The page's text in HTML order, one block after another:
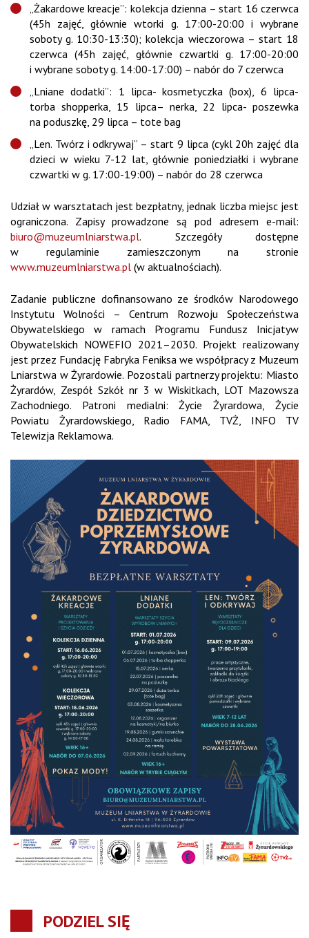
„Żakardowe kreacje”: kolekcja dzienna – start 16 czerwca
(45h zajęć, głównie wtorki g. 17:00-20:00 i wybrane
soboty g. 10:30-13:30); kolekcja wieczorowa – start 18
czerwca (45h zajęć, głównie czwartki g. 17:00-20:00
i wybrane soboty g. 14:00-17:00) – nabór do 7 czerwca
„Lniane dodatki”: 1 lipca- kosmetyczka (box), 6 lipca-
torba shopperka, 15 lipca– nerka, 22 lipca- poszewka
na poduszkę, 29 lipca – tote bag
„Len. Twórz i odkrywaj” – start 9 lipca (cykl 20h zajęć dla
dzieci w wieku 7-12 lat, głównie poniedziałki i wybrane
czwartki w g. 17:00-19:00) – nabór do 28 czerwca
Udział w warsztatach jest bezpłatny, jednak liczba miejsc jest
ograniczona. Zapisy prowadzone są pod adresem e-mail:
biuro@muzeumlniarstwa.pl. Szczegóły dostępne
w regulaminie zamieszczonym na stronie
www.muzeumlniarstwa.pl (w aktualnościach).
Zadanie publiczne dofinansowano ze środków Narodowego
Instytutu Wolności – Centrum Rozwoju Społeczeństwa
Obywatelskiego w ramach Programu Fundusz Inicjatyw
Obywatelskich NOWEFIO 2021–2030. Projekt realizowany
jest przez Fundację Fabryka Feniksa we współpracy z Muzeum
Lniarstwa w Żyrardowie. Pozostali partnerzy projektu: Miasto
Żyrardów, Zespół Szkół nr 3 w Wiskitkach, LOT Mazowsza
Zachodniego. Patroni medialni: Życie Żyrardowa, Życie
Powiatu Żyrardowskiego, Radio FAMA, TVŻ, INFO TV
Telewizja Reklamowa.
PODZIEL SIĘ